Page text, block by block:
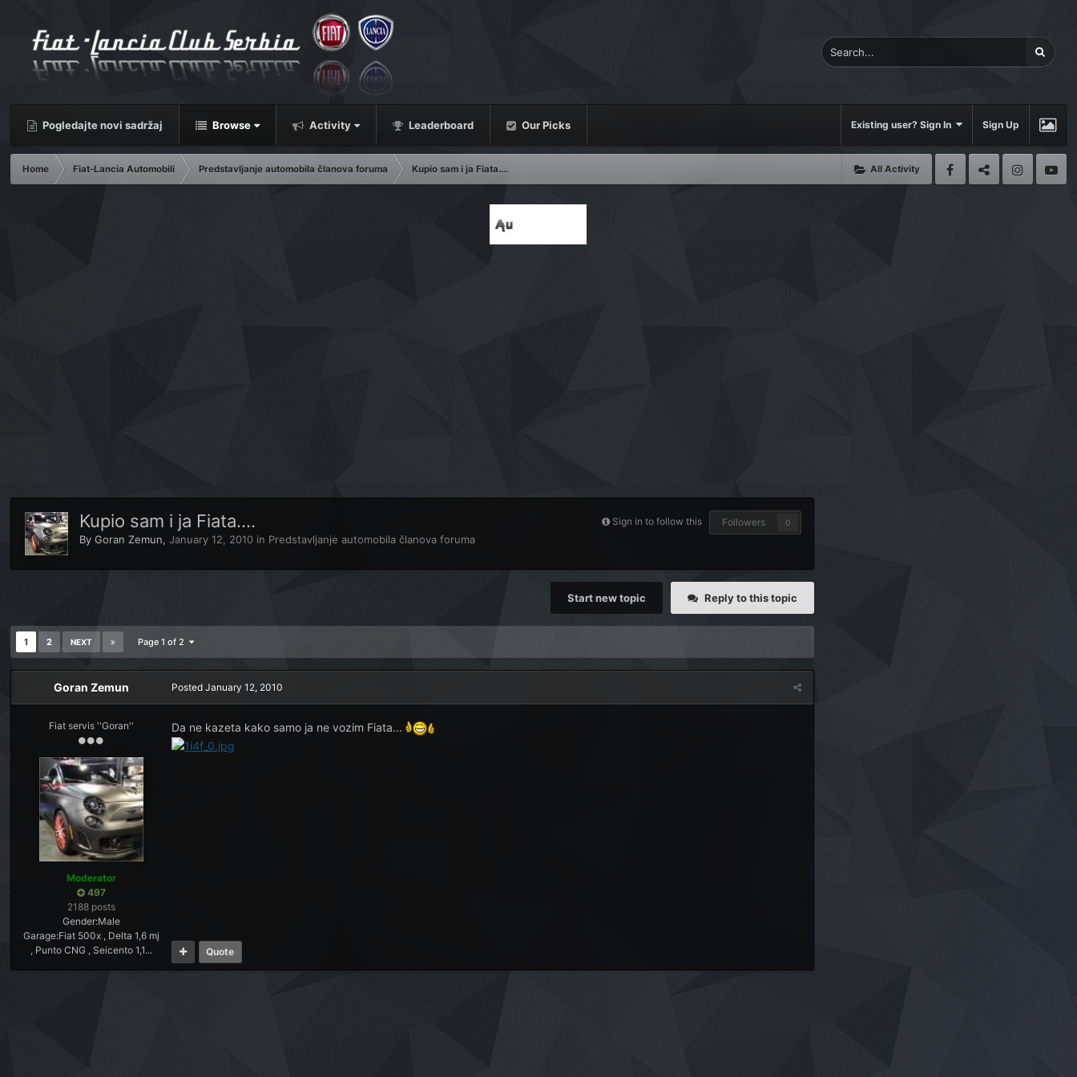
Pogledajte novi sadržaj Browse Activity Leaderboard Our Picks Existing user? Sign In Sign Up
All Activity
Home Fiat-Lancia Automobili Predstavljanje automobila članova foruma Kupio sam i ja Fiata....
Sign in to follow this Followers 0
Kupio sam i ja Fiata....
ByGoran Zemun,January 12, 2010 in Predstavljanje automobila članova foruma
Reply to this topic
Start new topic
1 2 NEXT Page 1 of 2
Goran Zemun
Fiat servis ''Goran''
Moderator
497
2188 posts
Gender:Male
Garage:Fiat 500x , Delta 1,6 mj
, Punto CNG , Seicento 1,1...
PostedJanuary 12, 2010
Da ne kazeta kako samo ja ne vozim Fiata...
Quote